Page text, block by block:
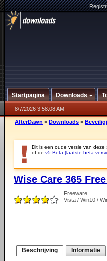
Startpagina Downloads
8/7/2026 3:58:08 AM
AfterDawn > Downloads >
Dit is een oude versie van deze
of de v5 Beta (laatste beta
Wise Care 365
Freeware
Vista / Win10 /
Beschrijving Informatie